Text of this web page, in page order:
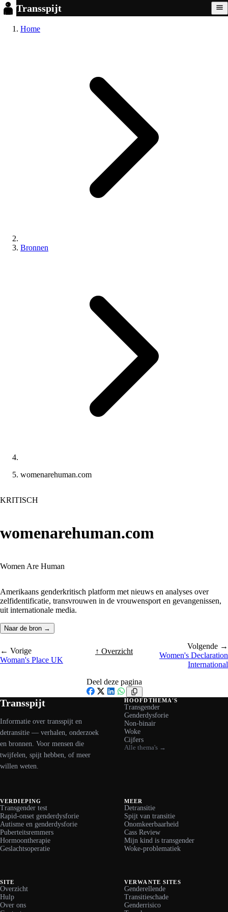
Transspijt
Home
Bronnen
womenarehuman.com
KRITISCH
womenarehuman.com
Women Are Human
Amerikaans genderkritisch platform met nieuws en analyses over
zelfidentificatie, transvrouwen in de vrouwensport en gevangenissen,
uit internationale media.
Naar de bron →
← Vorige
Woman's Place UK
↑ Overzicht
Volgende →
Women's Declaration
International
Deel deze pagina
Facebook
X LinkedIn
WhatsApp
Transspijt
Informatie over transspijt en
detransitie — verhalen, onderzoek
en bronnen. Voor mensen die
twijfelen, spijt hebben, of meer
willen weten.
HOOFDTHEMA'S
Transgender
Genderdysforie
Non-binair
Woke
Cijfers
Alle thema's →
VERDIEPING
Transgender test
Rapid-onset genderdysforie
Autisme en genderdysforie
Puberteitsremmers
Hormoontherapie
Geslachtsoperatie
MEER
Detransitie
Spijt van transitie
Onomkeerbaarheid
Cass Review
Mijn kind is transgender
Woke-problematiek
SITE
Overzicht
Hulp
Over ons
VERWANTE SITES
Genderellende
Transitieschade
Genderrisico